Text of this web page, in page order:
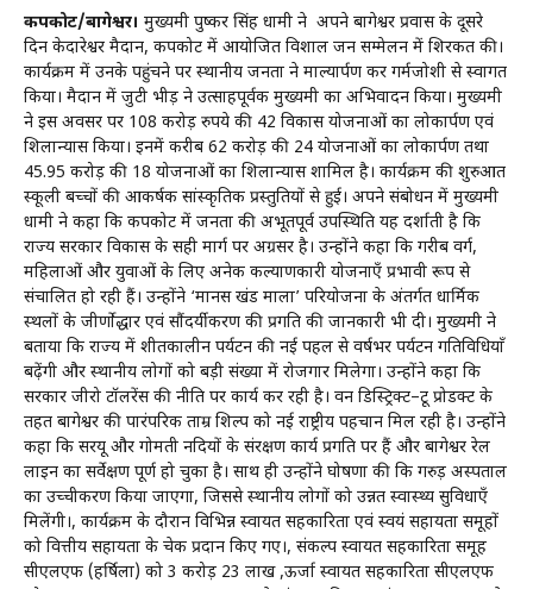
कपकोट/बागेश्वर। मुख्यमंत्री पुष्कर सिंह धामी ने अपने बागेश्वर प्रवास के दूसरे
दिन केदारेश्वर मैदान, कपकोट में आयोजित विशाल जन सम्मेलन में शिरकत की।
कार्यक्रम में उनके पहुंचने पर स्थानीय जनता ने माल्यार्पण कर गर्मजोशी से स्वागत
किया। मैदान में जुटी भीड़ ने उत्साहपूर्वक मुख्यमंत्री का अभिवादन किया। मुख्यमंत्री
ने इस अवसर पर 108 करोड़ रुपये की 42 विकास योजनाओं का लोकार्पण एवं
शिलान्यास किया। इनमें करीब 62 करोड़ की 24 योजनाओं का लोकार्पण तथा
45.95 करोड़ की 18 योजनाओं का शिलान्यास शामिल है। कार्यक्रम की शुरुआत
स्कूली बच्चों की आकर्षक सांस्कृतिक प्रस्तुतियों से हुई। अपने संबोधन में मुख्यमंत्री
धामी ने कहा कि कपकोट में जनता की अभूतपूर्व उपस्थिति यह दर्शाती है कि
राज्य सरकार विकास के सही मार्ग पर अग्रसर है। उन्होंने कहा कि गरीब वर्ग,
महिलाओं और युवाओं के लिए अनेक कल्याणकारी योजनाएँ प्रभावी रूप से
संचालित हो रही हैं। उन्होंने ‘मानस खंड माला’ परियोजना के अंतर्गत धार्मिक
स्थलों के जीर्णोद्धार एवं सौंदर्यीकरण की प्रगति की जानकारी भी दी। मुख्यमंत्री ने
बताया कि राज्य में शीतकालीन पर्यटन की नई पहल से वर्षभर पर्यटन गतिविधियाँ
बढ़ेंगी और स्थानीय लोगों को बड़ी संख्या में रोजगार मिलेगा। उन्होंने कहा कि
सरकार जीरो टॉलरेंस की नीति पर कार्य कर रही है। वन डिस्ट्रिक्ट–टू प्रोडक्ट के
तहत बागेश्वर की पारंपरिक ताम्र शिल्प को नई राष्ट्रीय पहचान मिल रही है। उन्होंने
कहा कि सरयू और गोमती नदियों के संरक्षण कार्य प्रगति पर हैं और बागेश्वर रेल
लाइन का सर्वेक्षण पूर्ण हो चुका है। साथ ही उन्होंने घोषणा की कि गरुड़ अस्पताल
का उच्चीकरण किया जाएगा, जिससे स्थानीय लोगों को उन्नत स्वास्थ्य सुविधाएँ
मिलेंगी।, कार्यक्रम के दौरान विभिन्न स्वायत सहकारिता एवं स्वयं सहायता समूहों
को वित्तीय सहायता के चेक प्रदान किए गए।, संकल्प स्वायत सहकारिता समूह
सीएलएफ (हर्षिला) को ₹3 करोड़ 23 लाख ,ऊर्जा स्वायत सहकारिता सीएलएफ